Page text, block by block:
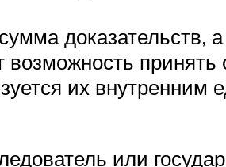
доказательств,
их внутренним
или